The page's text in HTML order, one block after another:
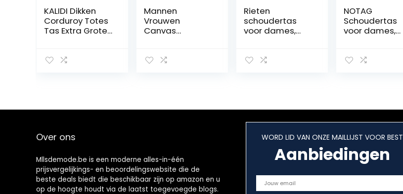
KALIDI Dikken
Corduroy Totes
Tas Extra Grote
Schoudertassen
Winkeltas voor
Dagelijks
Mannen
Vrouwen
Canvas
Schoudertas
Rieten
schoudertas
voor dames,
zomer, kant,
schoudertas
NOTAG
Schoudertas
voor dames,
waterdicht,
2 maten
Over ons
Mllsdemode.be is een moderne alles-in-één
prijsvergelijkings- en beoordelingswebsite die de
beste deals biedt die beschikbaar zijn op amazon en u
op de hoogte houdt via de laatst toegevoegde blogs.
WORD LID VAN ONZE MAILLIJST VOOR BEST
Aanbiedingen